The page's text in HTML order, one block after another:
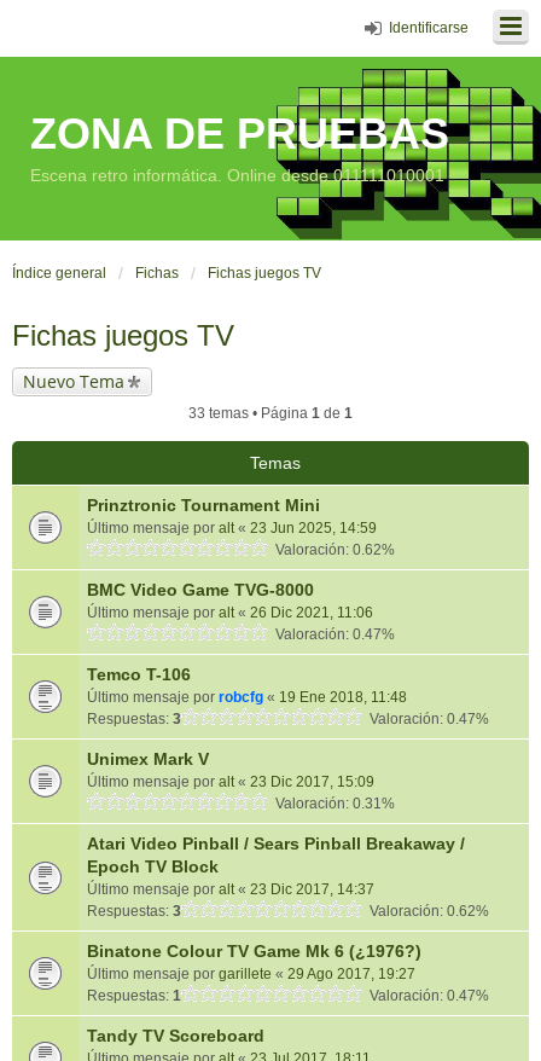
Identificarse
ZONA DE PRUEBAS
Escena retro informática. Online desde 011111010001
Índice general Fichas Fichas juegos TV
Fichas juegos TV
Nuevo Tema
33 temas • Página 1 de 1
Temas
Prinztronic Tournament Mini
Último mensaje por alt« 23 Jun 2025, 14:59
Valoración: 0.62%
BMC Video Game TVG-8000
Último mensaje por alt« 26 Dic 2021, 11:06
Valoración: 0.47%
Temco T-106
Último mensaje por robcfg « 19 Ene 2018, 11:48
Respuestas: 3 Valoración: 0.47%
Unimex Mark V
Último mensaje por alt« 23 Dic 2017, 15:09
Valoración: 0.31%
Atari Video Pinball / Sears Pinball Breakaway /
Epoch TV Block
Último mensaje por alt« 23 Dic 2017, 14:37
Respuestas: 3 Valoración: 0.62%
Binatone Colour TV Game Mk 6 (¿1976?)
Último mensaje por garillete « 29 Ago 2017, 19:27
Respuestas: 1 Valoración: 0.47%
Tandy TV Scoreboard